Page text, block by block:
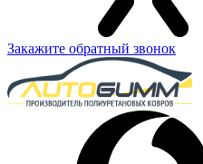
Закажите обратный звонок